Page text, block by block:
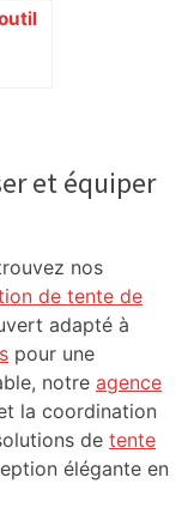
et équiper
nos
de tente de
adapté à
pour une
notre agence
la coordination
de tente
élégante en